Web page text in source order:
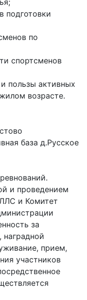
подготовки
по
спортсменов
пользы активных
возрасте.
база д.Русское
и проведением
и Комитет
за
наградной
прием,
участников